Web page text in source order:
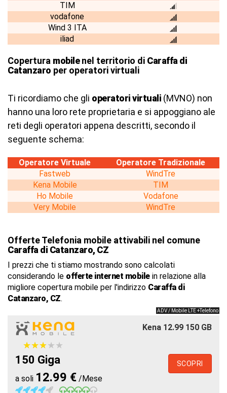
TIM
vodafone
Wind 3 ITA
iliad
Copertura mobilenel territorio di Caraffa di
Catanzaro per operatori virtuali
Ti ricordiamo che gli operatori virtuali (MVNO) non
hanno una loro rete proprietaria e si appoggiano ale
reti degli operatori appena descritti, secondo il
seguente schema:
Operatore Virtuale
Operatore Tradizionale
Fastweb
WindTre
Kena Mobile
TIM
Ho Mobile
Vodafone
Very Mobile
WindTre
Offerte Telefonia mobile attivabili nel comune
Caraffa di Catanzaro, CZ
I prezzi che ti stiamo mostrando sono calcolati
considerando le offerte internet mobilein relazione alla
migliore copertura mobile per l'indirizzo Caraffa di
Catanzaro, CZ.
ADV / Mobile LTE +Telefono
Kena 12.99 150 GB
★★★★★
★★★★★
150 Giga
a soli 12.99 € /Mese
SCOPRI